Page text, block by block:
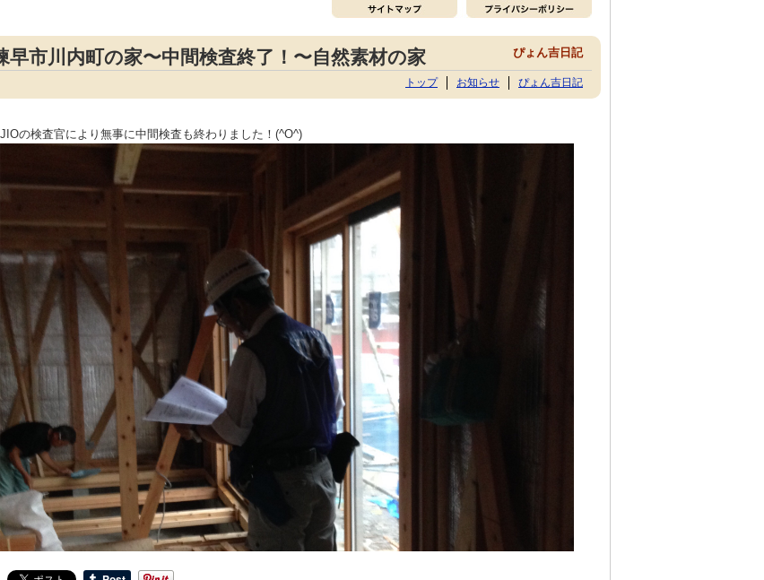
早市川内町の家〜中間検査終了！〜自然素材の家 ぴょん吉日記
トップ お知らせ ぴょん吉日記
JIOの検査官により無事に中間検査も終わりました！(^O^)